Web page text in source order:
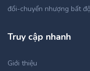
đổi-chuyển nhượng bất
Truy cập nhanh
Giới thiệu